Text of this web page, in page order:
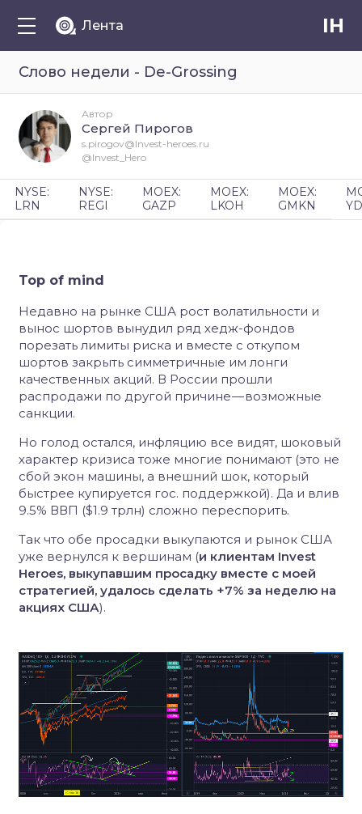
Лента IH
Слово недели - De-Grossing
Top of mind
Недавно на рынке США рост волатильности и
вынос шортов вынудил ряд хедж-фондов
порезать лимиты риска и вместе с откупом
шортов закрыть симметричные им лонги
качественных акций. В России прошли
распродажи по другой причине — возможные
санкции.
Но голод остался, инфляцию все видят, шоковый
характер кризиса тоже многие понимают (это не
сбой экон машины, а внешний шок, который
быстрее купируется гос. поддержкой). Да и влив
9.5% ВВП ($1.9 трлн) сложно переспорить.
Так что обе просадки выкупаются и рынок США
уже вернулся к вершинам (и клиентам Invest
Heroes, выкупавшим просадку вместе с моей
стратегией, удалось сделать +7% за неделю на
акциях США).
Автор
Сергей Пирогов
s.pirogov@Invest-heroes.ru
@Invest_Hero
NYSE:
LRN
NYSE:
REGI
MOEX:
GAZP
MOEX:
LKOH
MOEX:
GMKN